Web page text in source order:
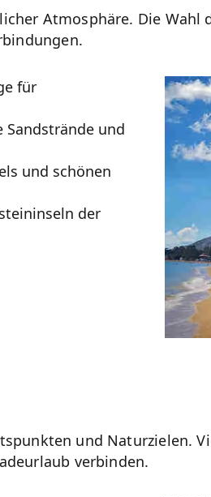
Atmosphäre. Die Wahl
für
und
und schönen
der
und Naturzielen.
verbinden.